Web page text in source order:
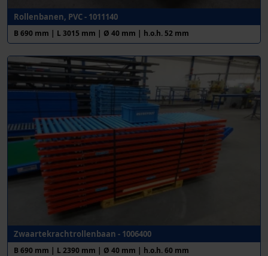
Rollenbanen, PVC - 1011140
B 690 mm | L 3015 mm | Ø 40 mm | h.o.h. 52 mm
Zwaartekrachtrollenbaan - 1006400
B 690 mm | L 2390 mm | Ø 40 mm | h.o.h. 60 mm